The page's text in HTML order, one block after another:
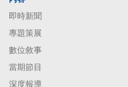
即時新聞
專題策展
數位敘事
當期節目
深度報導